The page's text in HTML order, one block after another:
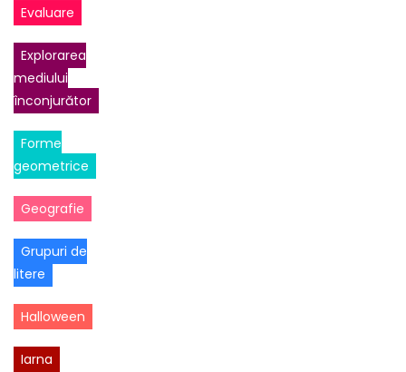
Evaluare
Explorarea
mediului
înconjurător
Forme
geometrice
Geografie
Grupuri de
litere
Halloween
Iarna